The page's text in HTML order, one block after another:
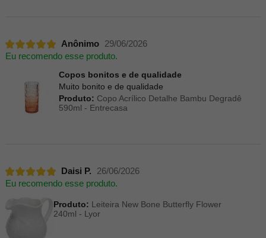
Anônimo
29/06/2026
Eu recomendo esse produto.
Copos bonitos e de qualidade
Muito bonito e de qualidade
Produto: Copo Acrílico Detalhe Bambu Degradê
590ml - Entrecasa
Daisi P.
26/06/2026
Eu recomendo esse produto.
Produto: Leiteira New Bone Butterfly Flower
240ml - Lyor